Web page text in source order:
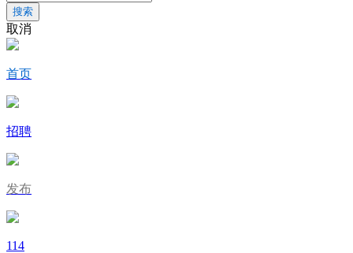
搜索
取消
首页
招聘
发布
114